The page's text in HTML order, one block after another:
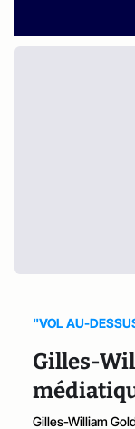
"VOL AU-
Gilles-
Gilles-William